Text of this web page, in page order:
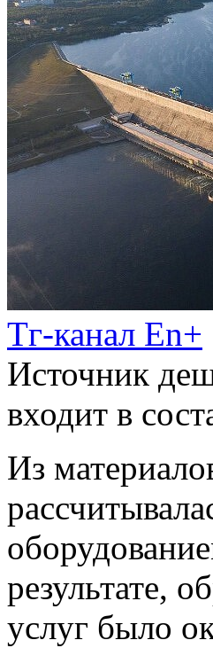
Тг-канал En+
Источник
входит в
Из
результате,
услуг было